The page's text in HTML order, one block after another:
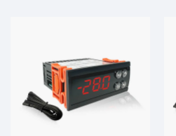
Контрол за
Многоцелеви
Приложения